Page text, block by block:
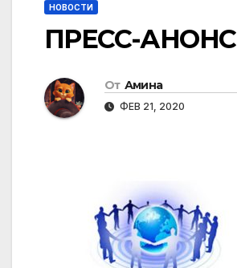
НОВОСТИ
ПРЕСС-АНОНС
От Амина
ФЕВ 21, 2020